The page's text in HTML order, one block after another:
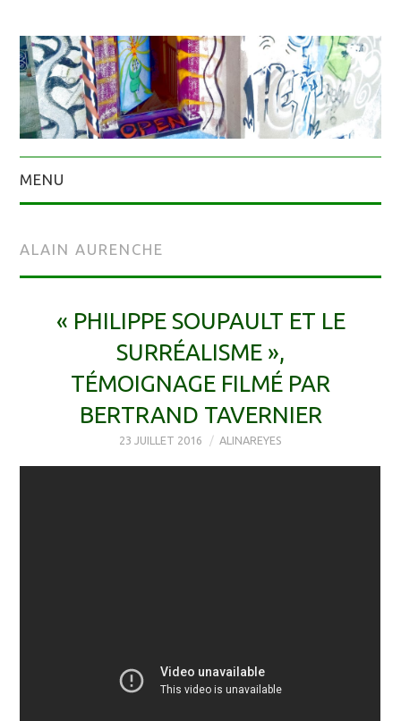
MENU
ALAIN AURENCHE
« PHILIPPE SOUPAULT ET LE
SURRÉALISME »,
TÉMOIGNAGE FILMÉ PAR
BERTRAND TAVERNIER
23 JUILLET 2016 ALINAREYES